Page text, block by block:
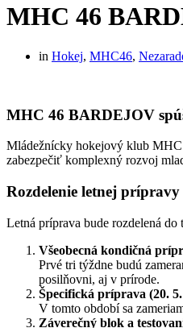
MHC 46
in Hokej, MHC46,
MHC 46 BARDEJOV
Mládežnícky hokejový klub MHC
zabezpečiť komplexný rozvoj
Rozdelenie letnej prípravy
Letná príprava bude rozdelená
Všeobecná kondičná
Prvé tri týždne budú
posilňovni, aj v prírode.
Špecifická príprava (20.
V tomto období sa
Záverečný blok a